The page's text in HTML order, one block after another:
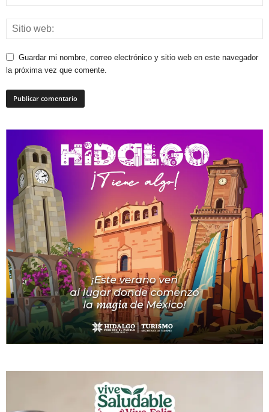
Guardar mi nombre, correo electrónico y sitio web en este navegador
la próxima vez que comente.